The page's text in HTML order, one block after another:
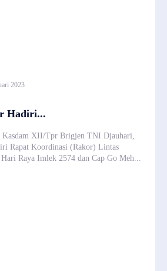
2023
Hadiri...
XII/Tpr Brigjen TNI Djauhari,
Rapat Koordinasi (Rakor) Lintas
Raya Imlek 2574 dan Cap Go Meh...